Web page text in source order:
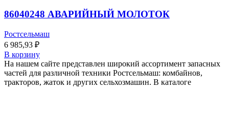
86040248 АВАРИЙНЫЙ МОЛОТОК
Ростсельмаш
6 985,93 ₽
В корзину
На нашем сайте представлен широкий ассортимент запасных
частей для различной техники Ростсельмаш: комбайнов,
тракторов, жаток и других сельхозмашин. В каталоге